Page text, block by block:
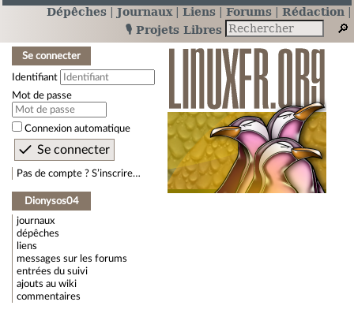
Dépêches Journaux Liens Forums
Rédaction
🎙️ Projets Libres
Se connecter
Identifiant
Mot de passe
Connexion automatique
Pas de compte ? S’inscrire…
Dionysos04
journaux
dépêches
liens
messages sur les forums
entrées du suivi
ajouts au wiki
commentaires